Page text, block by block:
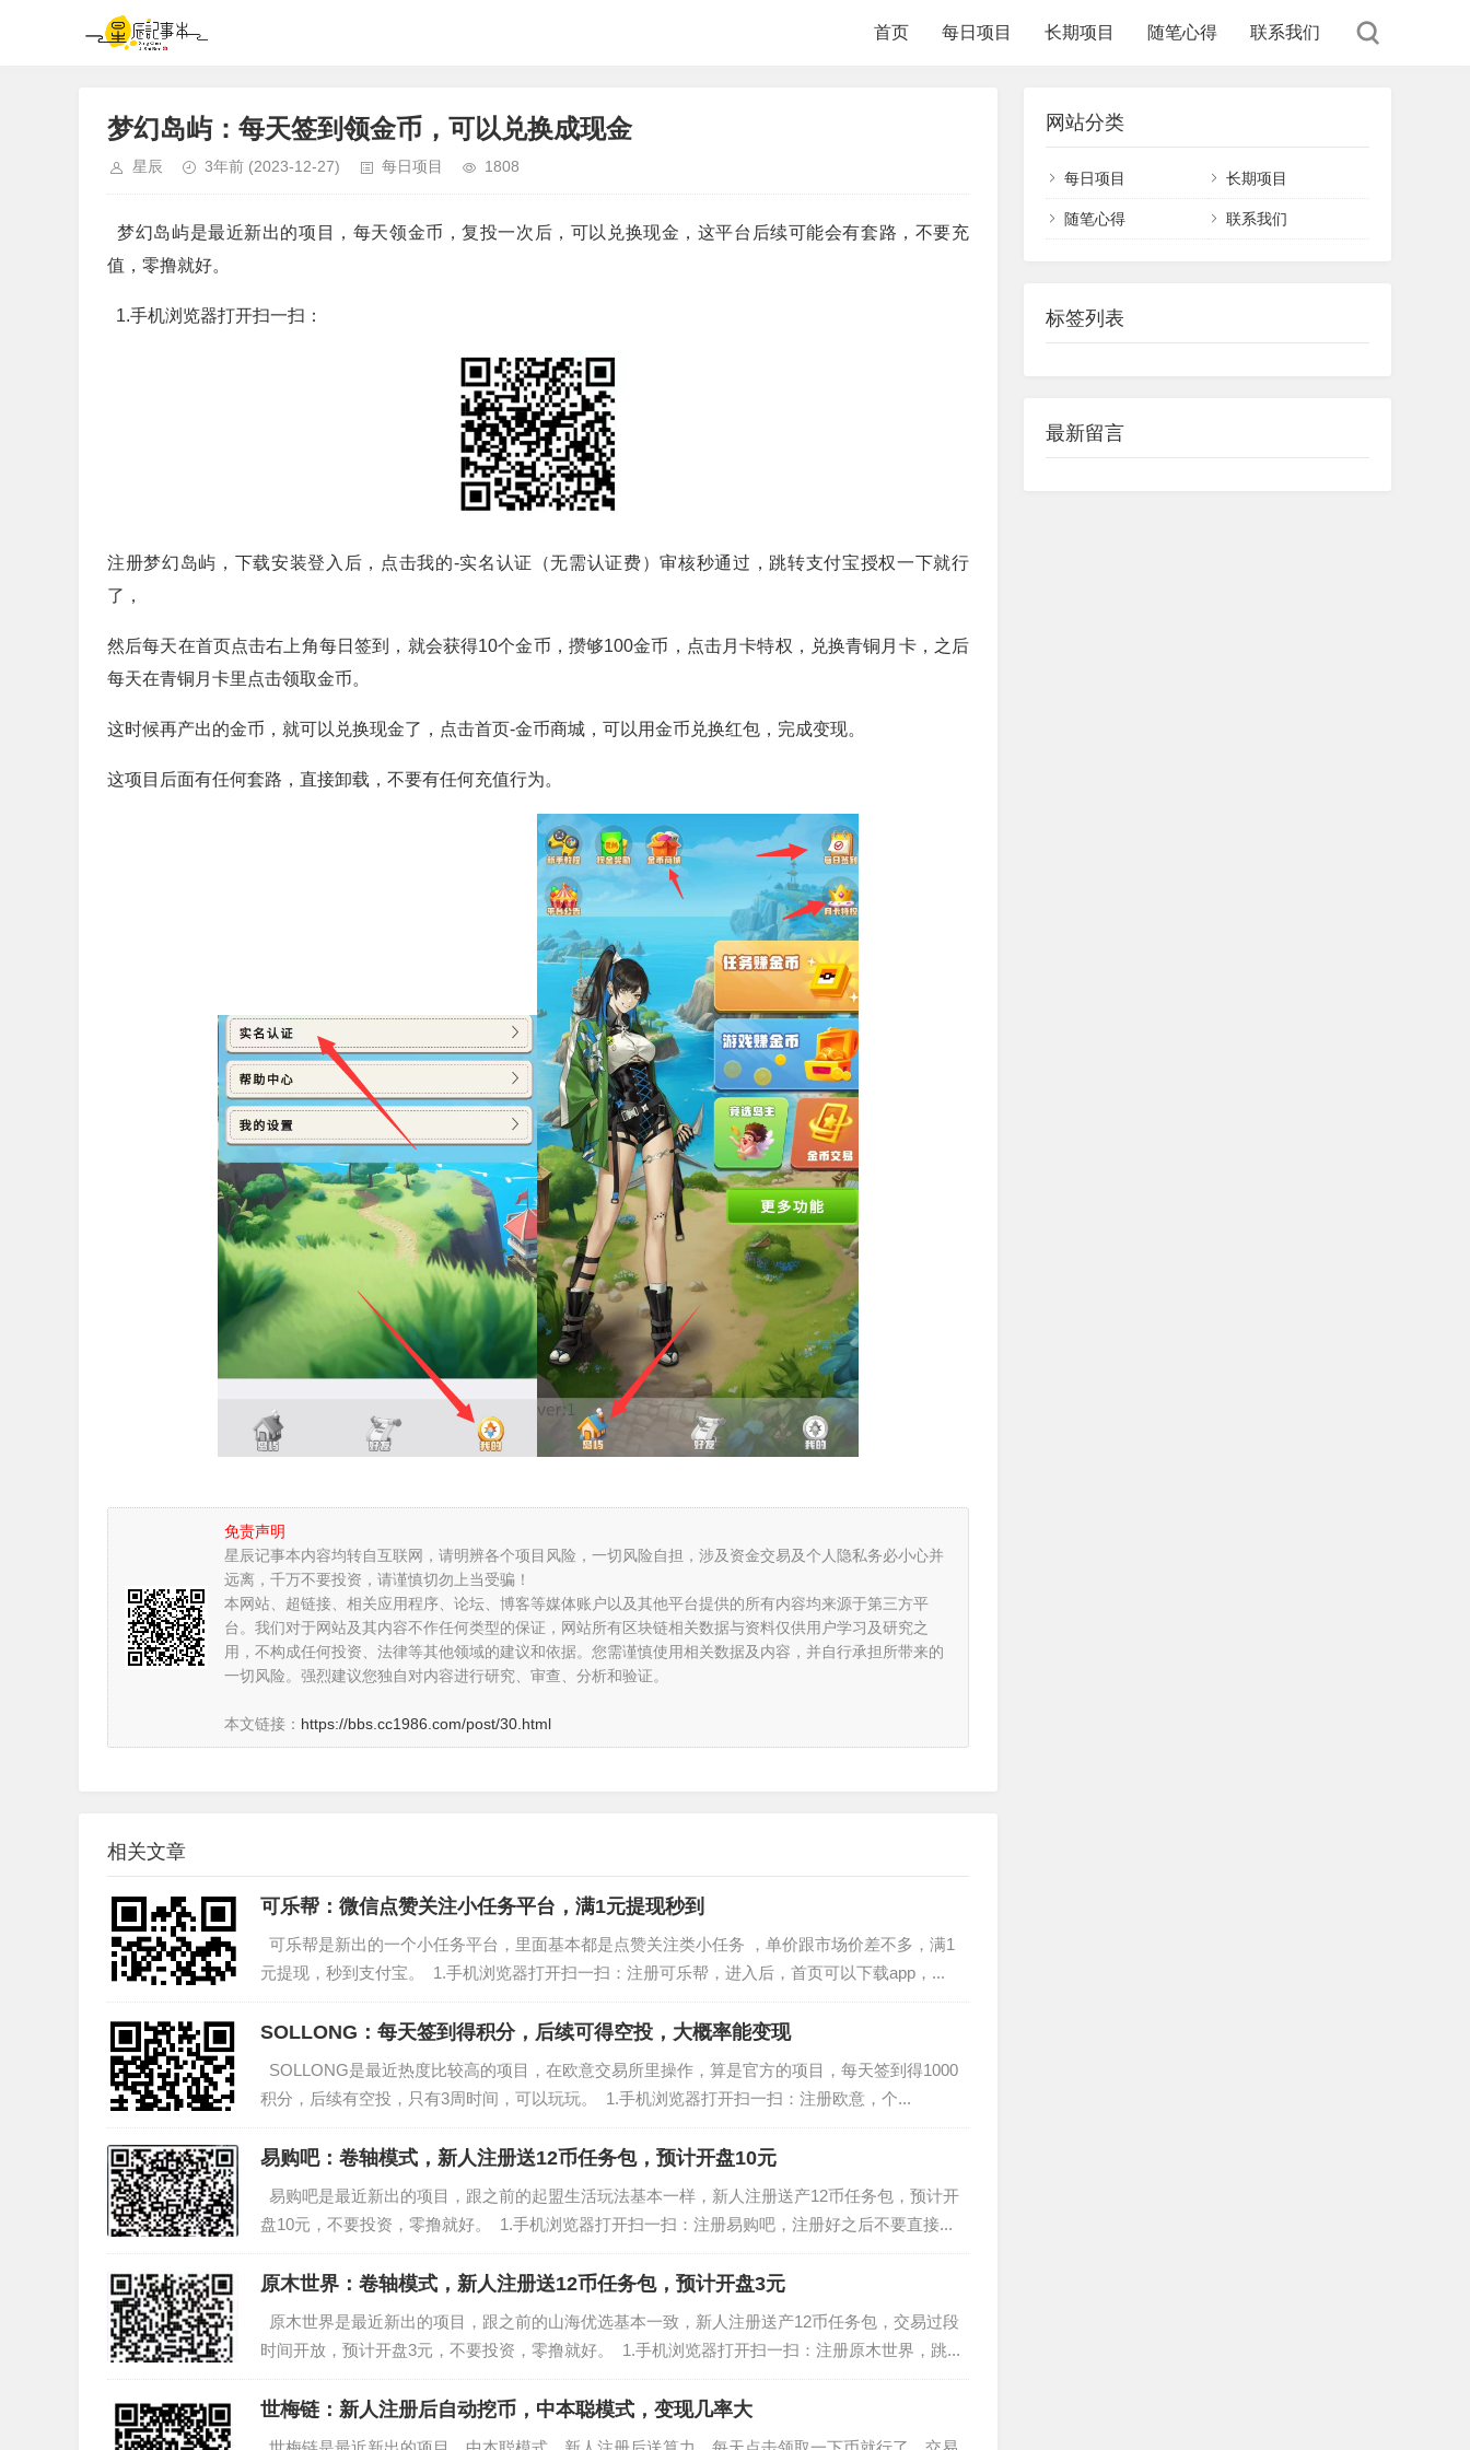
首页 每日项目 长期项目 随笔心得 联系我们
梦幻岛屿：每天签到领金币，可以兑换成现金
星辰 3年前 (2023-12-27) 每日项目 1808
梦幻岛屿是最近新出的项目，每天领金币，复投一次后，可以兑换现金，这平台后续可能会有套路，不要充
值，零撸就好。
1.手机浏览器打开扫一扫：
注册梦幻岛屿，下载安装登入后，点击我的-实名认证（无需认证费）审核秒通过，跳转支付宝授权一下就行
了，
然后每天在首页点击右上角每日签到，就会获得10个金币，攒够100金币，点击月卡特权，兑换青铜月卡，之后
每天在青铜月卡里点击领取金币。
这时候再产出的金币，就可以兑换现金了，点击首页-金币商城，可以用金币兑换红包，完成变现。
这项目后面有任何套路，直接卸载，不要有任何充值行为。
免责声明
星辰记事本内容均转自互联网，请明辨各个项目风险，一切风险自担，涉及资金交易及个人隐私务必小心并
远离，千万不要投资，请谨慎切勿上当受骗！
本网站、超链接、相关应用程序、论坛、博客等媒体账户以及其他平台提供的所有内容均来源于第三方平
台。我们对于网站及其内容不作任何类型的保证，网站所有区块链相关数据与资料仅供用户学习及研究之
用，不构成任何投资、法律等其他领域的建议和依据。您需谨慎使用相关数据及内容，并自行承担所带来的
一切风险。强烈建议您独自对内容进行研究、审查、分析和验证。
本文链接： https://bbs.cc1986.com/post/30.html
相关文章
可乐帮：微信点赞关注小任务平台，满1元提现秒到
可乐帮是新出的一个小任务平台，里面基本都是点赞关注类小任务 ，单价跟市场价差不多，满1
元提现，秒到支付宝。 1.手机浏览器打开扫一扫：注册可乐帮，进入后，首页可以下载app，...
SOLLONG：每天签到得积分，后续可得空投，大概率能变现
SOLLONG是最近热度比较高的项目，在欧意交易所里操作，算是官方的项目，每天签到得1000
积分，后续有空投，只有3周时间，可以玩玩。 1.手机浏览器打开扫一扫：注册欧意，个...
易购吧：卷轴模式，新人注册送12币任务包，预计开盘10元
易购吧是最近新出的项目，跟之前的起盟生活玩法基本一样，新人注册送产12币任务包，预计开
盘10元，不要投资，零撸就好。 1.手机浏览器打开扫一扫：注册易购吧，注册好之后不要直接...
原木世界：卷轴模式，新人注册送12币任务包，预计开盘3元
原木世界是最近新出的项目，跟之前的山海优选基本一致，新人注册送产12币任务包，交易过段
时间开放，预计开盘3元，不要投资，零撸就好。 1.手机浏览器打开扫一扫：注册原木世界，跳...
世梅链：新人注册后自动挖币，中本聪模式，变现几率大
网站分类
每日项目 长期项目
随笔心得 联系我们
标签列表
最新留言